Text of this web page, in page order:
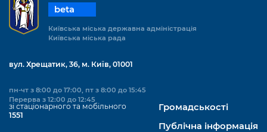
beta
Київська міська державна адміністрація
Київська міська рада
вул. Хрещатик, 36, м. Київ, 01001
пн-чт з 8:00 до 17:00, пт з 8:00 до 15:45
Перерва з 12:00 до 12:45
зі стаціонарного та мобільного
1551
Громадськості
Публічна інформація